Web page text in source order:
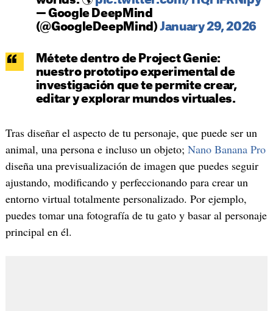
— Google DeepMind
(@GoogleDeepMind)January 29, 2026
Métete dentro de Project Genie:
nuestro prototipo experimental de
investigación que te permite crear,
editar y explorar mundos virtuales.
Tras diseñar el aspecto de tu personaje, que puede ser un
animal, una persona e incluso un objeto; Nano Banana Pro
diseña una previsualización de imagen que puedes seguir
ajustando, modificando y perfeccionando para crear un
entorno virtual totalmente personalizado. Por ejemplo,
puedes tomar una fotografía de tu gato y basar al personaje
principal en él.